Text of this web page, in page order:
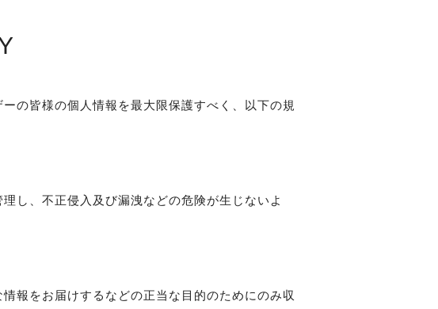
の皆様の個人情報を最大限保護すべく、以下の規
し、不正侵入及び漏洩などの危険が生じないよ
報をお届けするなどの正当な目的のためにのみ収